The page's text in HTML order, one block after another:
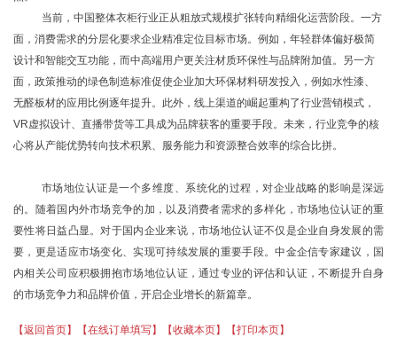
当前，中国整体衣柜行业正从粗放式规模扩张转向精细化运营阶段。一方
面，消费需求的分层化要求企业精准定位目标市场。例如，年轻群体偏好极简
设计和智能交互功能，而中高端用户更关注材质环保性与品牌附加值。另一方
面，政策推动的绿色制造标准促使企业加大环保材料研发投入，例如水性漆、
无醛板材的应用比例逐年提升。此外，线上渠道的崛起重构了行业营销模式，
VR虚拟设计、直播带货等工具成为品牌获客的重要手段。未来，行业竞争的核
心将从产能优势转向技术积累、服务能力和资源整合效率的综合比拼。
市场地位认证是一个多维度、系统化的过程，对企业战略的影响是深远
的。随着国内外市场竞争的加，以及消费者需求的多样化，市场地位认证的重
要性将日益凸显。对于国内企业来说，市场地位认证不仅是企业自身发展的需
要，更是适应市场变化、实现可持续发展的重要手段。中金企信专家建议，国
内相关公司应积极拥抱市场地位认证，通过专业的评估和认证，不断提升自身
的市场竞争力和品牌价值，开启企业增长的新篇章。
【返回首页】 【在线订单填写】 【收藏本页】 【打印本页】